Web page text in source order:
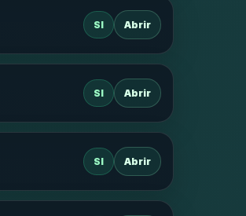
SI Abrir
SI Abrir
SI Abrir